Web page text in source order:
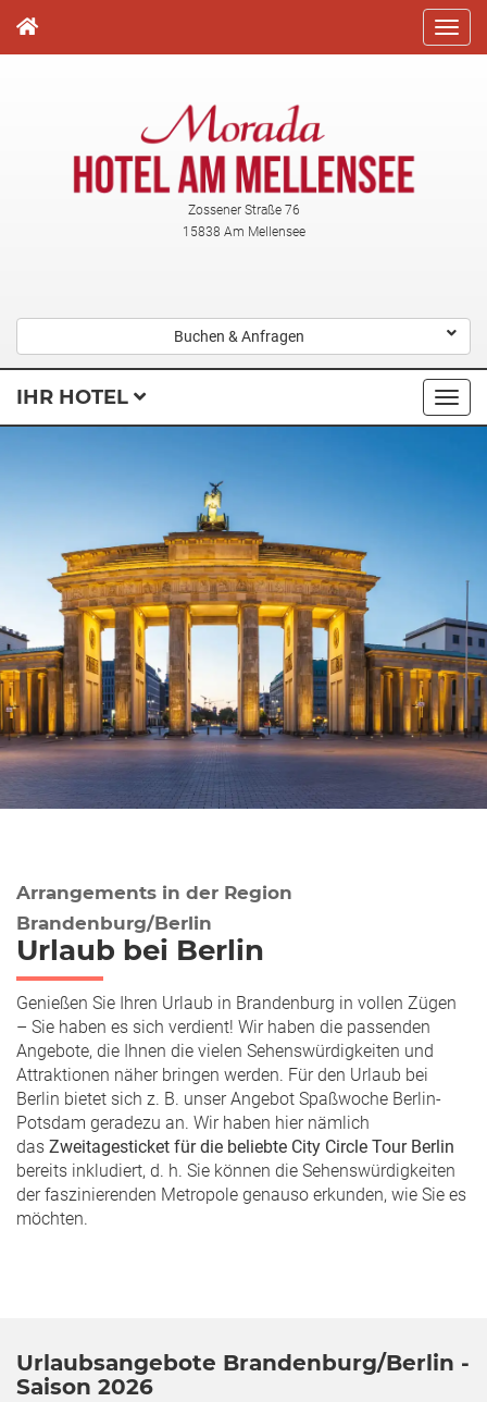
zum
Inhalt
Zossener Straße 76
15838 Am Mellensee
Buchen & Anfragen
IHR HOTEL
Arrangements in der Region
Brandenburg/Berlin
Urlaub bei Berlin
Genießen Sie Ihren Urlaub in Brandenburg in vollen Zügen
– Sie haben es sich verdient! Wir haben die passenden
Angebote, die Ihnen die vielen Sehenswürdigkeiten und
Attraktionen näher bringen werden. Für den Urlaub bei
Berlin bietet sich z. B. unser Angebot Spaßwoche Berlin-
Potsdam geradezu an. Wir haben hier nämlich
das Zweitagesticket für die beliebte City Circle Tour Berlin
bereits inkludiert, d. h. Sie können die Sehenswürdigkeiten
der faszinierenden Metropole genauso erkunden, wie Sie es
möchten.
Urlaubsangebote Brandenburg/Berlin -
Saison 2026